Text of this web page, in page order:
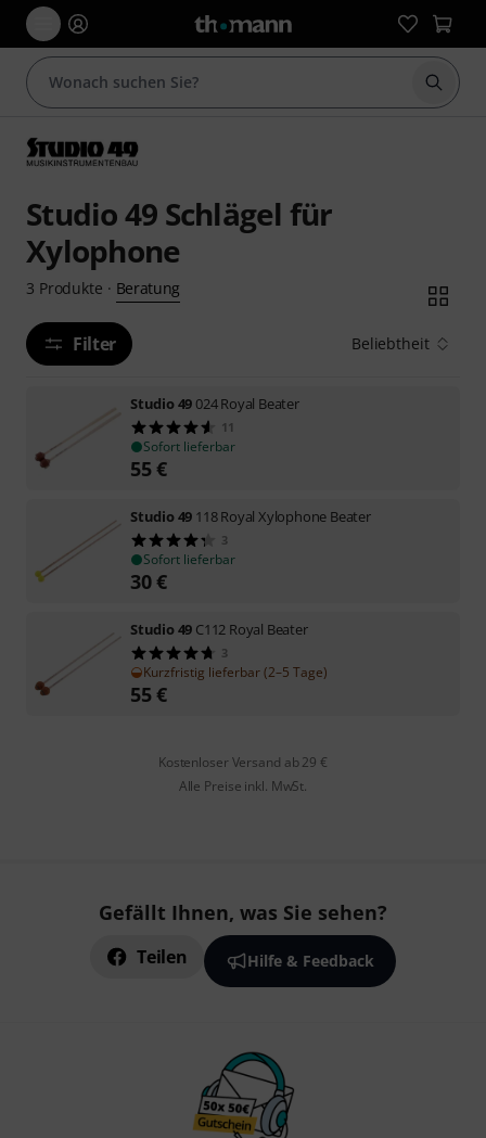
Suche
Studio 49 Schlägel für
Xylophone
3 Produkte · Beratung
Filter Beliebtheit
Studio 49 024 Royal Beater
11
Sofort lieferbar
55€
Studio 49 118 Royal Xylophone Beater
3
Sofort lieferbar
30€
Studio 49 C112 Royal Beater
3
Kurzfristig lieferbar (2–5 Tage)
55€
Kostenloser Versand ab 29 €
Alle Preise inkl. MwSt.
Gefällt Ihnen, was Sie sehen?
Teilen Hilfe & Feedback